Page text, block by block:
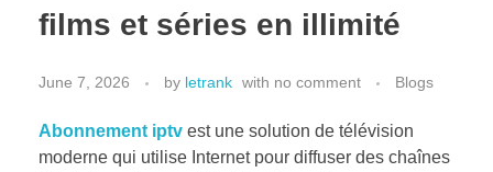
films et séries en illimité
June 7, 2026 by letrank with no comment Blogs
Abonnement iptv est une solution de télévision
moderne qui utilise Internet pour diffuser des chaînes